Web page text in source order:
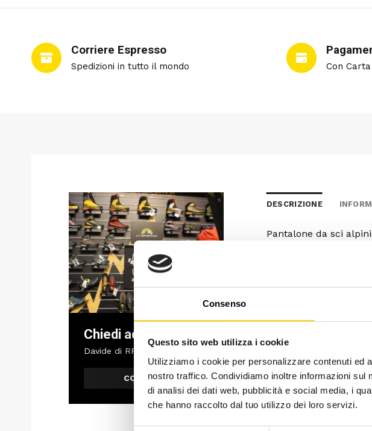
Consenso
Questo sito web utilizza i cookie
Utilizziamo i cookie per personalizzare contenuti ed
nostro traffico. Condividiamo inoltre informazioni
di analisi dei dati web, pubblicità e social media, i
che hanno raccolto dal tuo utilizzo dei loro servizi.
Corriere Espresso
Spedizioni in tutto il mondo Con
Chiedi ad un esperto
Davide di RRTrek
CONTATTA
DESCRIZIONE
Pantalone da sci
stato scelto per
vestibilità atletica,
scarponi più